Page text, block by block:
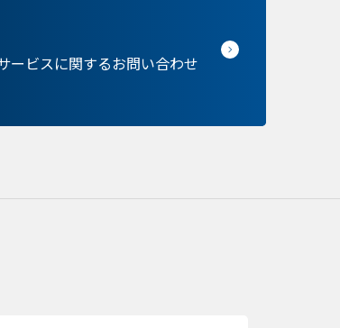
ービスに関するお問い合わせ
する